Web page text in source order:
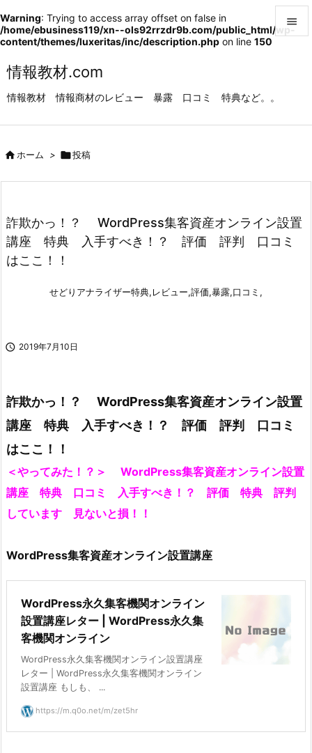
Warning: Trying to access array offset on false in
/home/ebusiness119/xn--ols92rrzdr9b.com/public_html/wp-
content/themes/luxeritas/inc/description.php on line 150
情報教材.com
情報教材 情報商材のレビュー 暴露 口コミ 特典など。。


ホーム > 投稿
詐欺かっ！？ WordPress集客資産オンライン設置
講座 特典 入手すべき！？ 評価 評判 口コミ
はここ！！
せどりアナライザー特典,レビュー,評価,暴露,口コミ,
 2019年7月10日
詐欺かっ！？ WordPress集客資産オンライン設置
講座 特典 入手すべき！？ 評価 評判 口コミ
はここ！！
＜やってみた！？＞ WordPress集客資産オンライン設置
講座 特典 口コミ 入手すべき！？ 評価 特典 評判
しています 見ないと損！！
WordPress集客資産オンライン設置講座
WordPress永久集客機関オンライン
設置講座レター | WordPress永久集
客機関オンライン
WordPress永久集客機関オンライン設置講座
レター | WordPress永久集客機関オンライン
設置講座 もしも、 ...
https://m.q0o.net/m/zet5hr